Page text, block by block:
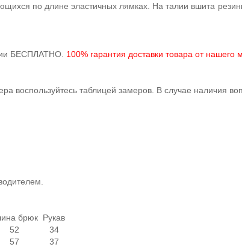
по длине эластичных лямках. На талии вшита
БЕСПЛАТНО. 100% гарантия доставки товара от нашего
воспользуйтесь таблицей замеров. В случае наличия
брюк Рукав
52
34
57
37